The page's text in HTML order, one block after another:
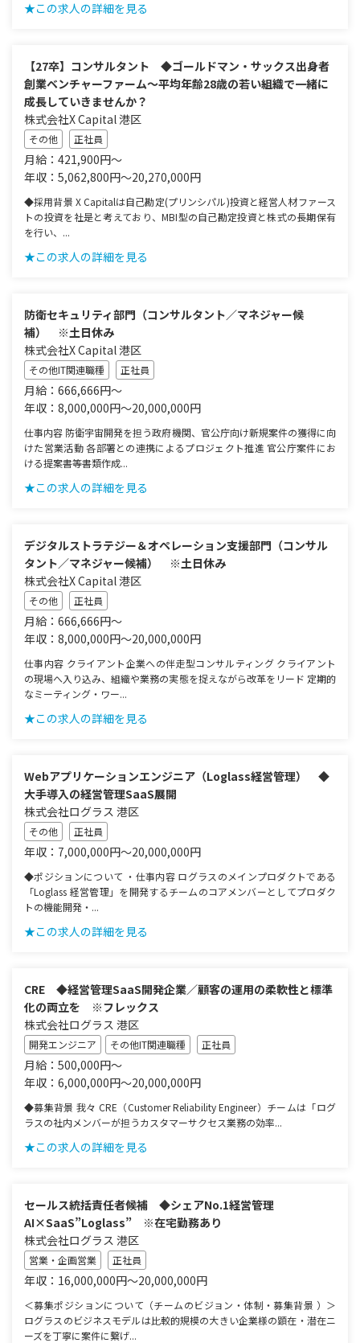
★この求人の詳細を見る
【27卒】コンサルタント ◆ゴールドマン・サックス出身者
創業ベンチャーファーム～平均年齢28歳の若い組織で一緒に
成長していきませんか？
株式会社X Capital 港区
その他 正社員
月給：421,900円～
年収：5,062,800円～20,270,000円
◆採用背景 X Capitalは自己勘定(プリンシパル)投資と経営人材ファース
トの投資を社是と考えており、MBI型の自己勘定投資と株式の長期保有
を行い、...
★この求人の詳細を見る
防衛セキュリティ部門（コンサルタント／マネジャー候
補） ※土日休み
株式会社X Capital 港区
その他IT関連職種 正社員
月給：666,666円～
年収：8,000,000円～20,000,000円
仕事内容 防衛宇宙開発を担う政府機関、官公庁向け新規案件の獲得に向
けた営業活動 各部署との連携によるプロジェクト推進 官公庁案件にお
ける提案書等書類作成...
★この求人の詳細を見る
デジタルストラテジー＆オペレーション支援部門（コンサル
タント／マネジャー候補） ※土日休み
株式会社X Capital 港区
その他 正社員
月給：666,666円～
年収：8,000,000円～20,000,000円
仕事内容 クライアント企業への伴走型コンサルティング クライアント
の現場へ入り込み、組織や業務の実態を捉えながら改革をリード 定期的
なミーティング・ワー...
★この求人の詳細を見る
Webアプリケーションエンジニア（Loglass経営管理） ◆
大手導入の経営管理SaaS展開
株式会社ログラス 港区
その他 正社員
年収：7,000,000円～20,000,000円
◆ポジションについて ・仕事内容 ログラスのメインプロダクトである
「Loglass 経営管理」を開発するチームのコアメンバーとしてプロダク
トの機能開発・...
★この求人の詳細を見る
CRE ◆経営管理SaaS開発企業／顧客の運用の柔軟性と標準
化の両立を ※フレックス
株式会社ログラス 港区
開発エンジニア その他IT関連職種 正社員
月給：500,000円～
年収：6,000,000円～20,000,000円
◆募集背景 我々 CRE（Customer Reliability Engineer）チームは「ログ
ラスの社内メンバーが担うカスタマーサクセス業務の効率...
★この求人の詳細を見る
セールス統括責任者候補 ◆シェアNo.1経営管理
AI×SaaS”Loglass” ※在宅勤務あり
株式会社ログラス 港区
営業・企画営業 正社員
年収：16,000,000円～20,000,000円
＜募集ポジションについて（チームのビジョン・体制・募集背景 ）＞
ログラスのビジネスモデルは比較的規模の大きい企業様の顕在・潜在ニ
ーズを丁寧に案件に繋げ...